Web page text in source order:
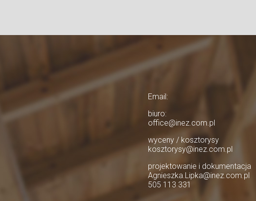
Email:
biuro:
office@inez.com.pl
wyceny / kosztorysy
kosztorysy@inez.com.pl
projektowanie i dokumentacja
Agnieszka.Lipka@inez.com.pl
505 113 331